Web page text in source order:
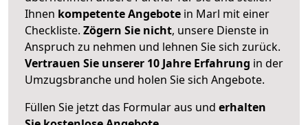
Ihnen kompetente Angebote in Marl mit einer
Checkliste. Zögern Sie nicht, unsere Dienste in
Anspruch zu nehmen und lehnen Sie sich zurück.
Vertrauen Sie unserer 10 Jahre Erfahrung in der
Umzugsbranche und holen Sie sich Angebote.
Füllen Sie jetzt das Formular aus und erhalten